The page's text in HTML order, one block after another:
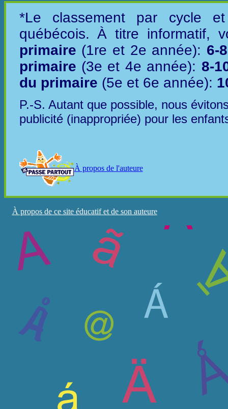
*Le classement par cycle
québécois. À titre informatif,
primaire (1re et 2e année): 6-
primaire (3e et 4e année): 8-
du primaire (5e et 6e année):
P.-S. Autant que possible, nous
publicité (inappropriée) pour les
À propos de l'auteure
À propos de ce site éducatif et de son auteure